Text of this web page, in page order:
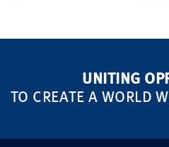
UNITING
TO CREATE A WORLD